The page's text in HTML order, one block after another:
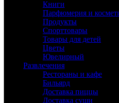
Книги
Парфюмерия и
Продукты
Спорттовары
Товары для детей
Цветы
Ювелирный
Развлечения
Рестораны и кафе
Бильярд
Доставка пиццы
Доставка суши